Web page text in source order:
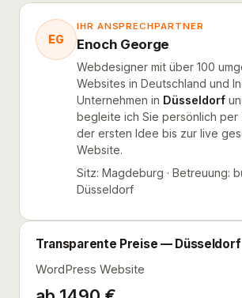
EG
IHR ANSPRECHPARTNER
Enoch George
Webdesigner mit über 100
Websites in Deutschland und
Unternehmen in Düsseldorf
begleite ich Sie persönlich
der ersten Idee bis zur live
Website.
Sitz: Magdeburg · Betreuung:
Düsseldorf
Transparente Preise — Düsseldorf
WordPress Website